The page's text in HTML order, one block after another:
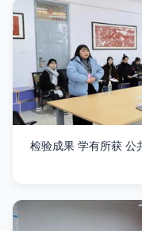
检验成果 学有所获 公